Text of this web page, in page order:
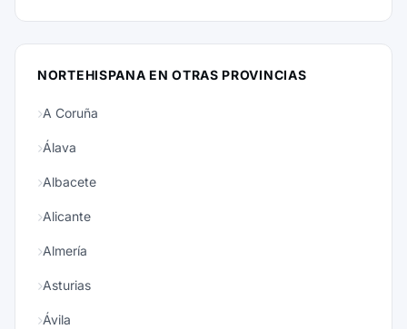
NORTEHISPANA EN OTRAS PROVINCIAS
A Coruña
Álava
Albacete
Alicante
Almería
Asturias
Ávila